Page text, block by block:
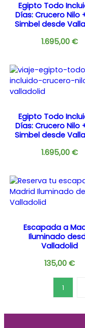
Egipto Todo
Días: Crucero Nilo
Simbel desde
1.695,00 €
Egipto Todo
Días: Crucero Nilo
Simbel desde
1.695,00 €
Escapada a
Iluminado
Valladolid
135,00 €
1